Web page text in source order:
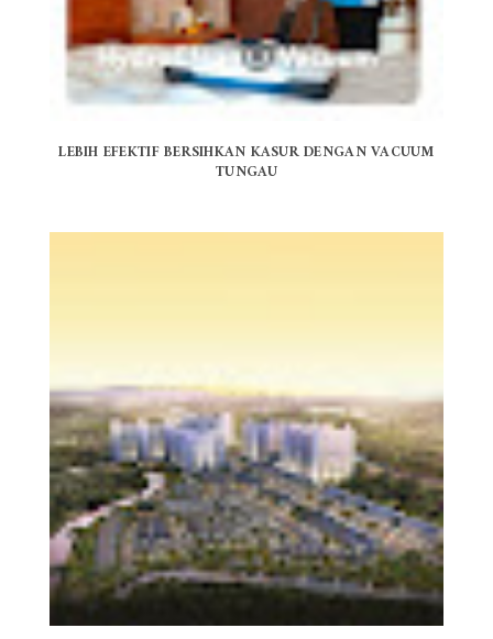
LEBIH EFEKTIF BERSIHKAN KASUR DENGAN VACUUM
TUNGAU